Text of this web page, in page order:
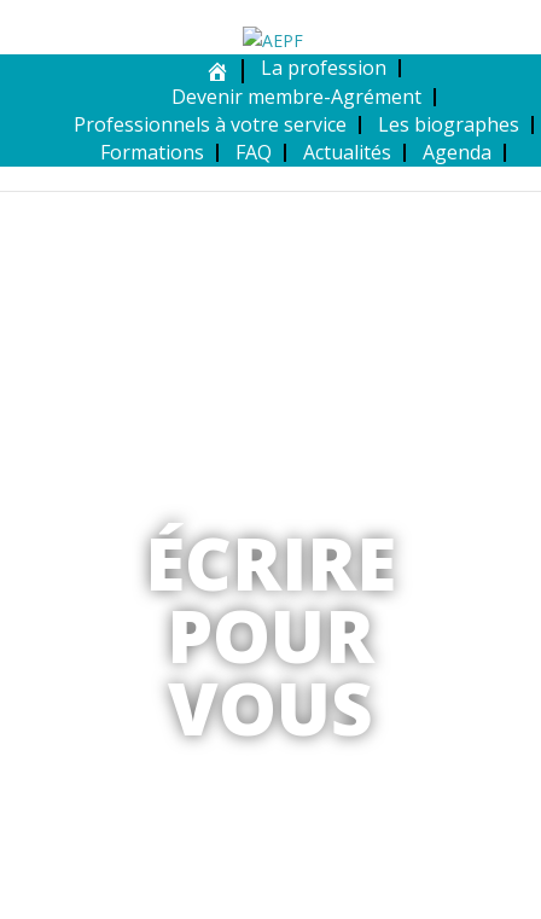
La profession
Devenir membre-Agrément
Professionnels à votre service
Les biographes
Formations
FAQ Actualités Agenda
ÉCRIRE
POUR
VOUS